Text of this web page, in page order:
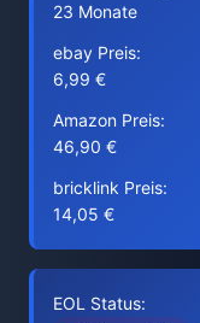
23 Monate
ebay Preis:
6,99 €
Amazon Preis:
46,90 €
bricklink Preis:
14,05 €
EOL Status: